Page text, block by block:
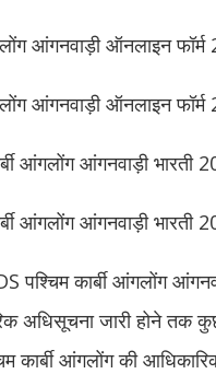
आंगनवाड़ी ऑनलाइन
आंगनवाड़ी ऑनलाइन
आंगलोंग आंगनवाड़ी
आंगलोंग आंगनवाड़ी
पश्चिम कार्बी आंगलोंग
अधिसूचना जारी होने तक
कार्बी आंगलोंग की